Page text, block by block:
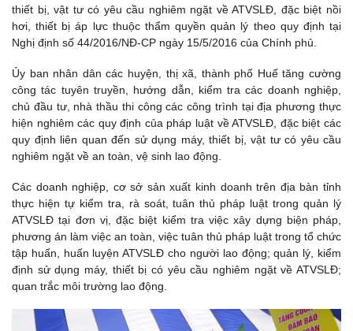
thiết bị, vật tư có yêu cầu nghiêm ngặt về ATVSLĐ, đặc biệt nồi
hơi, thiết bị áp lực thuộc thẩm quyền quản lý theo quy định tại
Nghị định số 44/2016/NĐ-CP ngày 15/5/2016 của Chính phủ.
Ủy ban nhân dân các huyện, thị xã, thành phố Huế tăng cường
công tác tuyên truyền, hướng dẫn, kiểm tra các doanh nghiệp,
chủ đầu tư, nhà thầu thi công các công trình tại địa phương thực
hiện nghiêm các quy định của pháp luật về ATVSLĐ, đặc biệt các
quy định liên quan đến sử dụng máy, thiết bị, vật tư có yêu cầu
nghiêm ngặt về an toàn, vệ sinh lao động.
Các doanh nghiệp, cơ sở sản xuất kinh doanh trên địa bàn tỉnh
thực hiện tự kiểm tra, rà soát, tuân thủ pháp luật trong quản lý
ATVSLĐ tại đơn vị, đặc biệt kiểm tra việc xây dựng biện pháp,
phương án làm việc an toàn, việc tuân thủ pháp luật trong tổ chức
tập huấn, huấn luyện ATVSLĐ cho người lao động; quản lý, kiểm
định sử dụng máy, thiết bị có yêu cầu nghiêm ngặt về ATVSLĐ;
quan trắc môi trường lao động.